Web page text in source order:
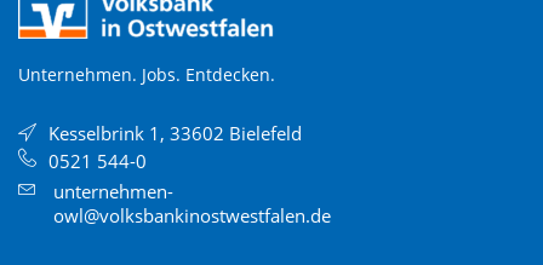
Unternehmen. Jobs. Entdecken.
Kesselbrink 1, 33602 Bielefeld
0521 544-0
unternehmen-
owl@volksbankinostwestfalen.de